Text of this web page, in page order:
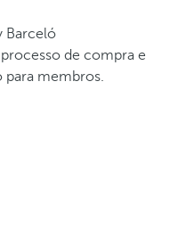
Barceló
de compra e
para membros.